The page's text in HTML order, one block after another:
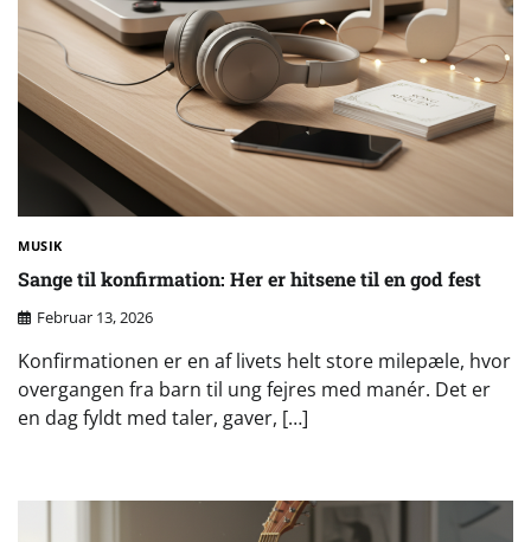
MUSIK
Sange til konfirmation: Her er hitsene til en god fest
Februar 13, 2026
Konfirmationen er en af livets helt store milepæle, hvor
overgangen fra barn til ung fejres med manér. Det er
en dag fyldt med taler, gaver, […]